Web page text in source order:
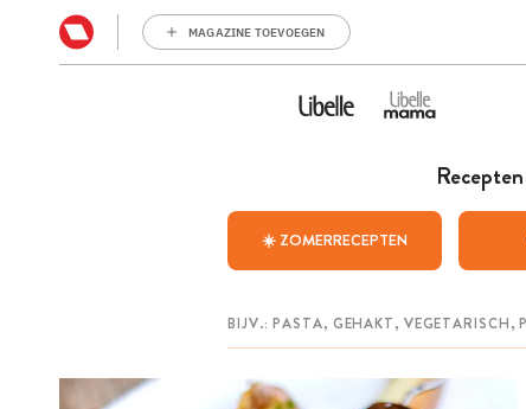
MAGAZINE TOEVOEGEN
Recepten
☀️ ZOMERRECEPTEN